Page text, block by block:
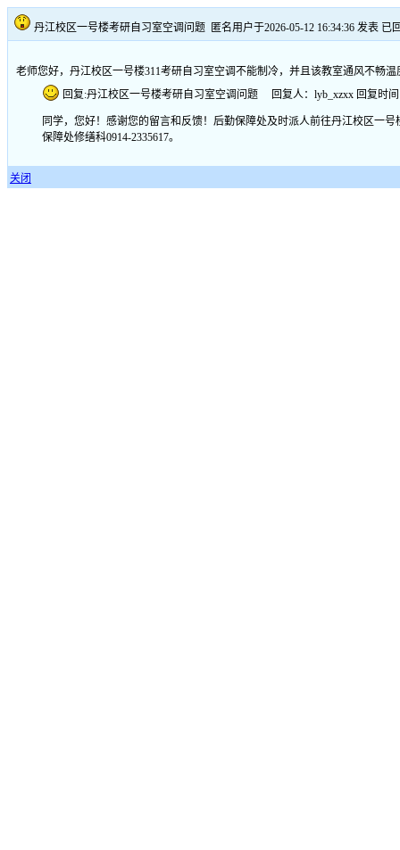
丹江校区一号楼考研自习室空调问题 匿名用户于2026-05-12 16:34:36 发表 已
老师您好，丹江校区一号楼311考研自习室空调不能制冷，并且该教室通风不畅
回复:丹江校区一号楼考研自习室空调问题 回复人：lyb_xzxx 回复时间
同学，您好！感谢您的留言和反馈！后勤保障处及时派人前往丹江校区一
保障处修缮科0914-2335617。
关闭